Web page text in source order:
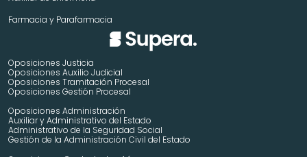
Farmacia y Parafarmacia
Oposiciones Justicia
Oposiciones Auxilio Judicial
Oposiciones Tramitación Procesal
Oposiciones Gestión Procesal
Oposiciones Administración
Auxiliar y Administrativo del Estado
Administrativo de la Seguridad Social
Gestión de la Administración Civil del Estado